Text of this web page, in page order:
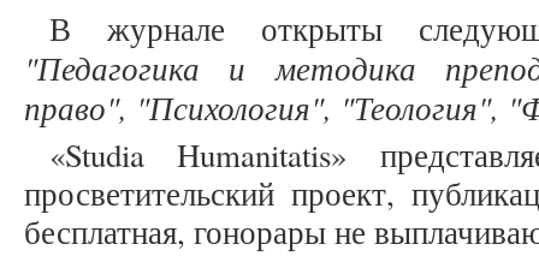
В журнале открыты
"Педагогика и методика
право", "Психология", "Теология",
«Studia Humanitatis»
просветительский проект,
бесплатная, гонорары не